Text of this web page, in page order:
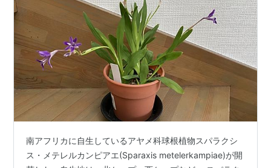
南アフリカに自生しているアヤメ科球根植物スパラクシ
ス・メテレルカンピアエ(Sparaxis metelerkampiae)が開